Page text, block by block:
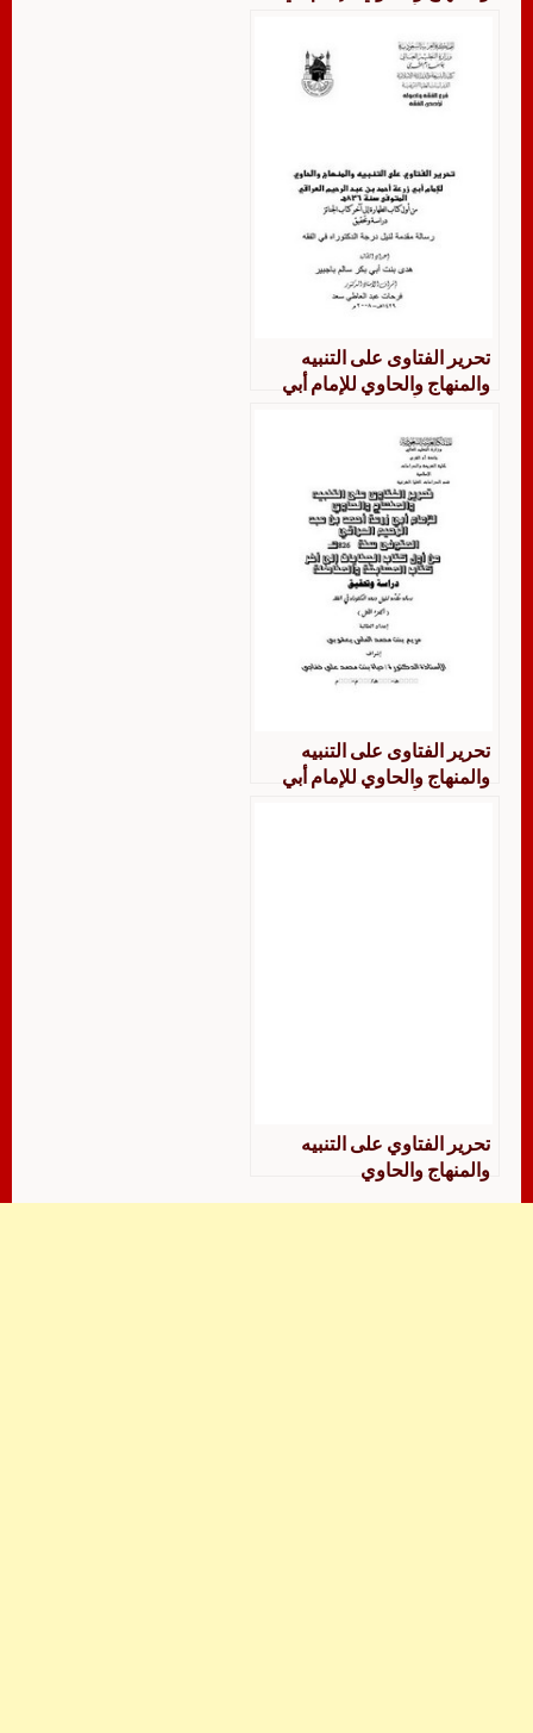
تحرير الفتاوى على التنبيه
والمنهاج والحاوي للإمام أبي
آخر كتاب الجنائز
تحرير الفتاوى على التنبيه
والمنهاج والحاوي للإمام أبي
تحرير الفتاوي على التنبيه
والمنهاج والحاوي